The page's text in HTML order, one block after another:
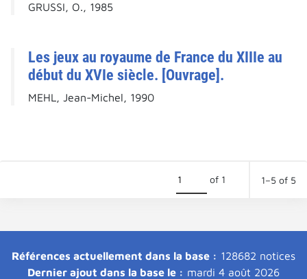
GRUSSI, O., 1985
Les jeux au royaume de France du XIIIe au
début du XVIe siècle. [Ouvrage].
MEHL, Jean-Michel, 1990
of 1 1–5 of 5
Références actuellement dans la base : 128682 notices
Dernier ajout dans la base le : mardi 4 août 2026